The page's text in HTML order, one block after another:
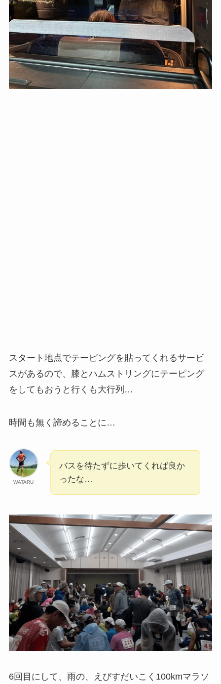
スタート地点でテーピングを貼ってくれるサービ
スがあるので、膝とハムストリングにテーピング
をしてもおうと行くも大行列…
時間も無く諦めることに…
WATARU
バスを待たずに歩いてくれば良か
ったな…
6回目にして、雨の、えびすだいこく100kmマラソ